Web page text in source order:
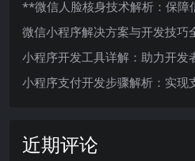
**微信人脸核身技术解析：保
微信小程序解决方案与开发技巧
小程序开发工具详解：助力开发
小程序支付开发步骤解析：实现
近期评论